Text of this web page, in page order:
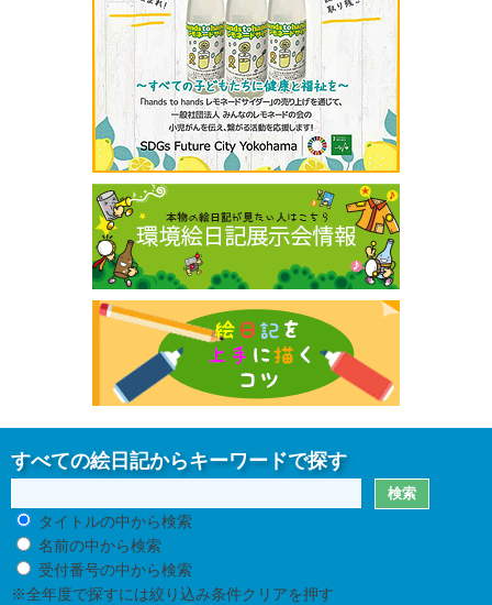
すべての絵日記からキーワードで探す
タイトルの中から検索
名前の中から検索
受付番号の中から検索
※全年度で探すには絞り込み条件クリアを押す